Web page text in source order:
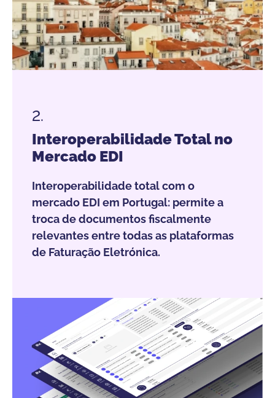
2.
Interoperabilidade Total no
Mercado EDI
Interoperabilidade total com o
mercado EDI em Portugal: permite a
troca de documentos fiscalmente
relevantes entre todas as plataformas
de Faturação Eletrónica.